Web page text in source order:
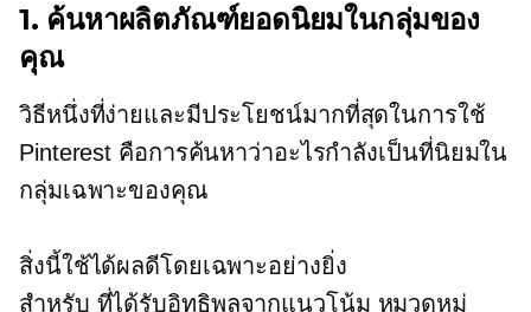
1. ค้นหาผลิตภัณฑ์ยอดนิยมในกลุ่มของ
คุณ
วิธีหนึ่งที่ง่ายและมีประโยชน์มากที่สุดในการใช้
Pinterest คือการค้นหาว่าอะไรกำลังเป็นที่นิยมใน
กลุ่มเฉพาะของคุณ
สิ่งนี้ใช้ได้ผลดีโดยเฉพาะอย่างยิ่ง
สำหรับ ที่ได้รับอิทธิพลจากแนวโน้ม หมวดหมู่